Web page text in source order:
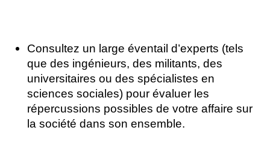
Consultez un large éventail d’experts (tels
que des ingénieurs, des militants, des
universitaires ou des spécialistes en
sciences sociales) pour évaluer les
répercussions possibles de votre affaire sur
la société dans son ensemble.